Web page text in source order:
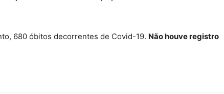
680 óbitos decorrentes de Covid-19. Não houve registro